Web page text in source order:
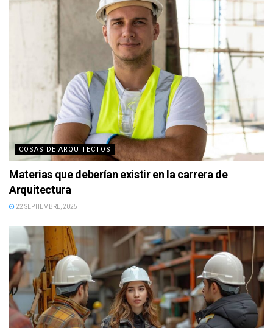
COSAS DE ARQUITECTOS
Materias que deberían existir en la carrera de
Arquitectura
22 SEPTIEMBRE, 2025